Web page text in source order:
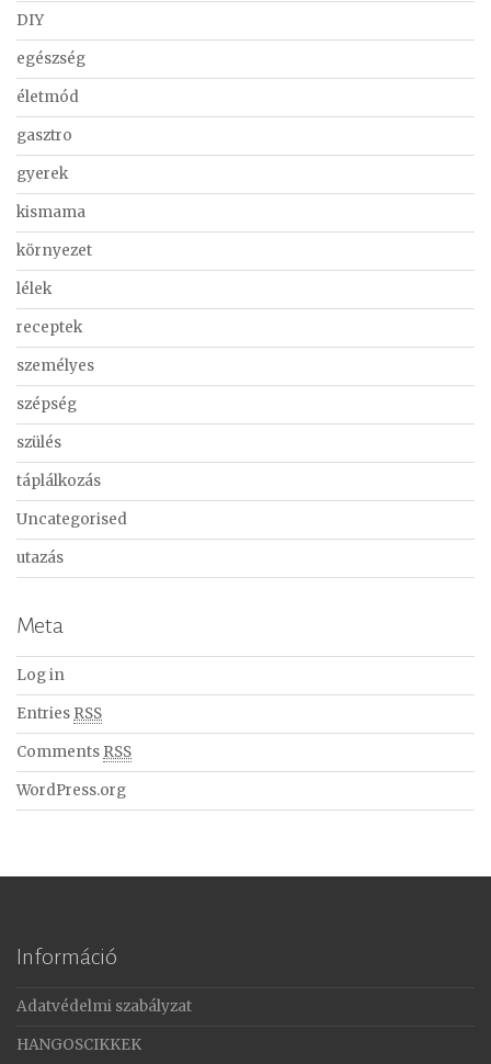
DIY
egészség
életmód
gasztro
gyerek
kismama
környezet
lélek
receptek
személyes
szépség
szülés
táplálkozás
Uncategorised
utazás
Meta
Log in
Entries RSS
Comments RSS
WordPress.org
Információ
Adatvédelmi szabályzat
HANGOSCIKKEK